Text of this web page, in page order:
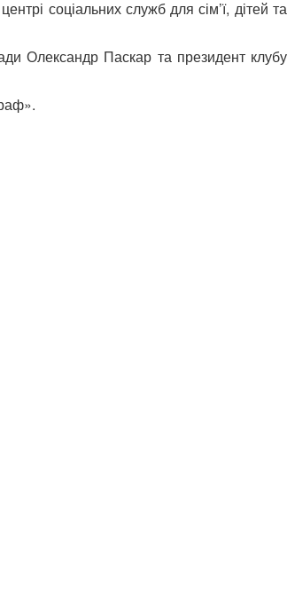
соціальних служб для сім’ї, дітей та
Олександр Паскар та президент клубу